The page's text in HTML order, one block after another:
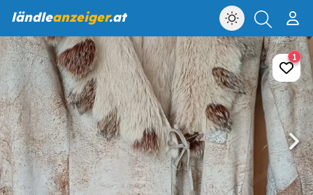
ländleanzeiger.at
1